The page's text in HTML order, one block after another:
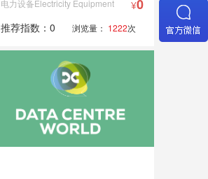
电力设备Electricity Equipment ¥0
推荐指数：0 浏览量： 1222次